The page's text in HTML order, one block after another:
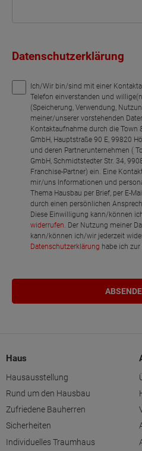
Datenschutzerklärung
Ich/Wir bin/sind mit einer
Telefon einverstanden und
(Speicherung, Verwendung,
meiner/unserer vorstehenden
Kontaktaufnahme durch die Town
GmbH, Hauptstraße 90 E, 99820
und deren Partnerunternehmen (
GmbH, Schmidtstedter Str. 34,
Franchise-Partner) ein. Eine
mir/uns Informationen und
Thema Hausbau per Brief, per E-
durch einen persönlichen
Diese Einwilligung kann/können
widerrufen . Der Nutzung meiner
kann/können ich/wir jederzeit
Datenschutzerklärung habe ich
Haus
Hausausstellung
Rund um den Hausbau
Zufriedene Bauherren
Sicherheiten
Individuelles Traumhaus